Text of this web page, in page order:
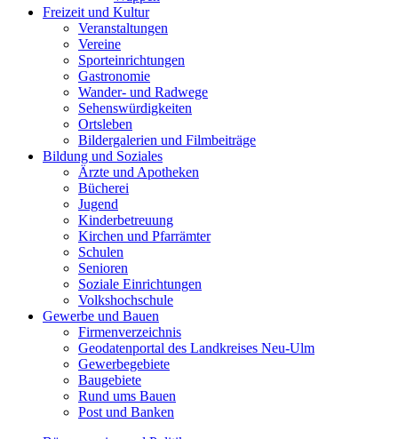
Freizeit und Kultur
Veranstaltungen
Vereine
Sporteinrichtungen
Gastronomie
Wander- und Radwege
Sehenswürdigkeiten
Ortsleben
Bildergalerien und Filmbeiträge
Bildung und Soziales
Ärzte und Apotheken
Bücherei
Jugend
Kinderbetreuung
Kirchen und Pfarrämter
Schulen
Senioren
Soziale Einrichtungen
Volkshochschule
Gewerbe und Bauen
Firmenverzeichnis
Geodatenportal des Landkreises Neu-Ulm
Gewerbegebiete
Baugebiete
Rund ums Bauen
Post und Banken